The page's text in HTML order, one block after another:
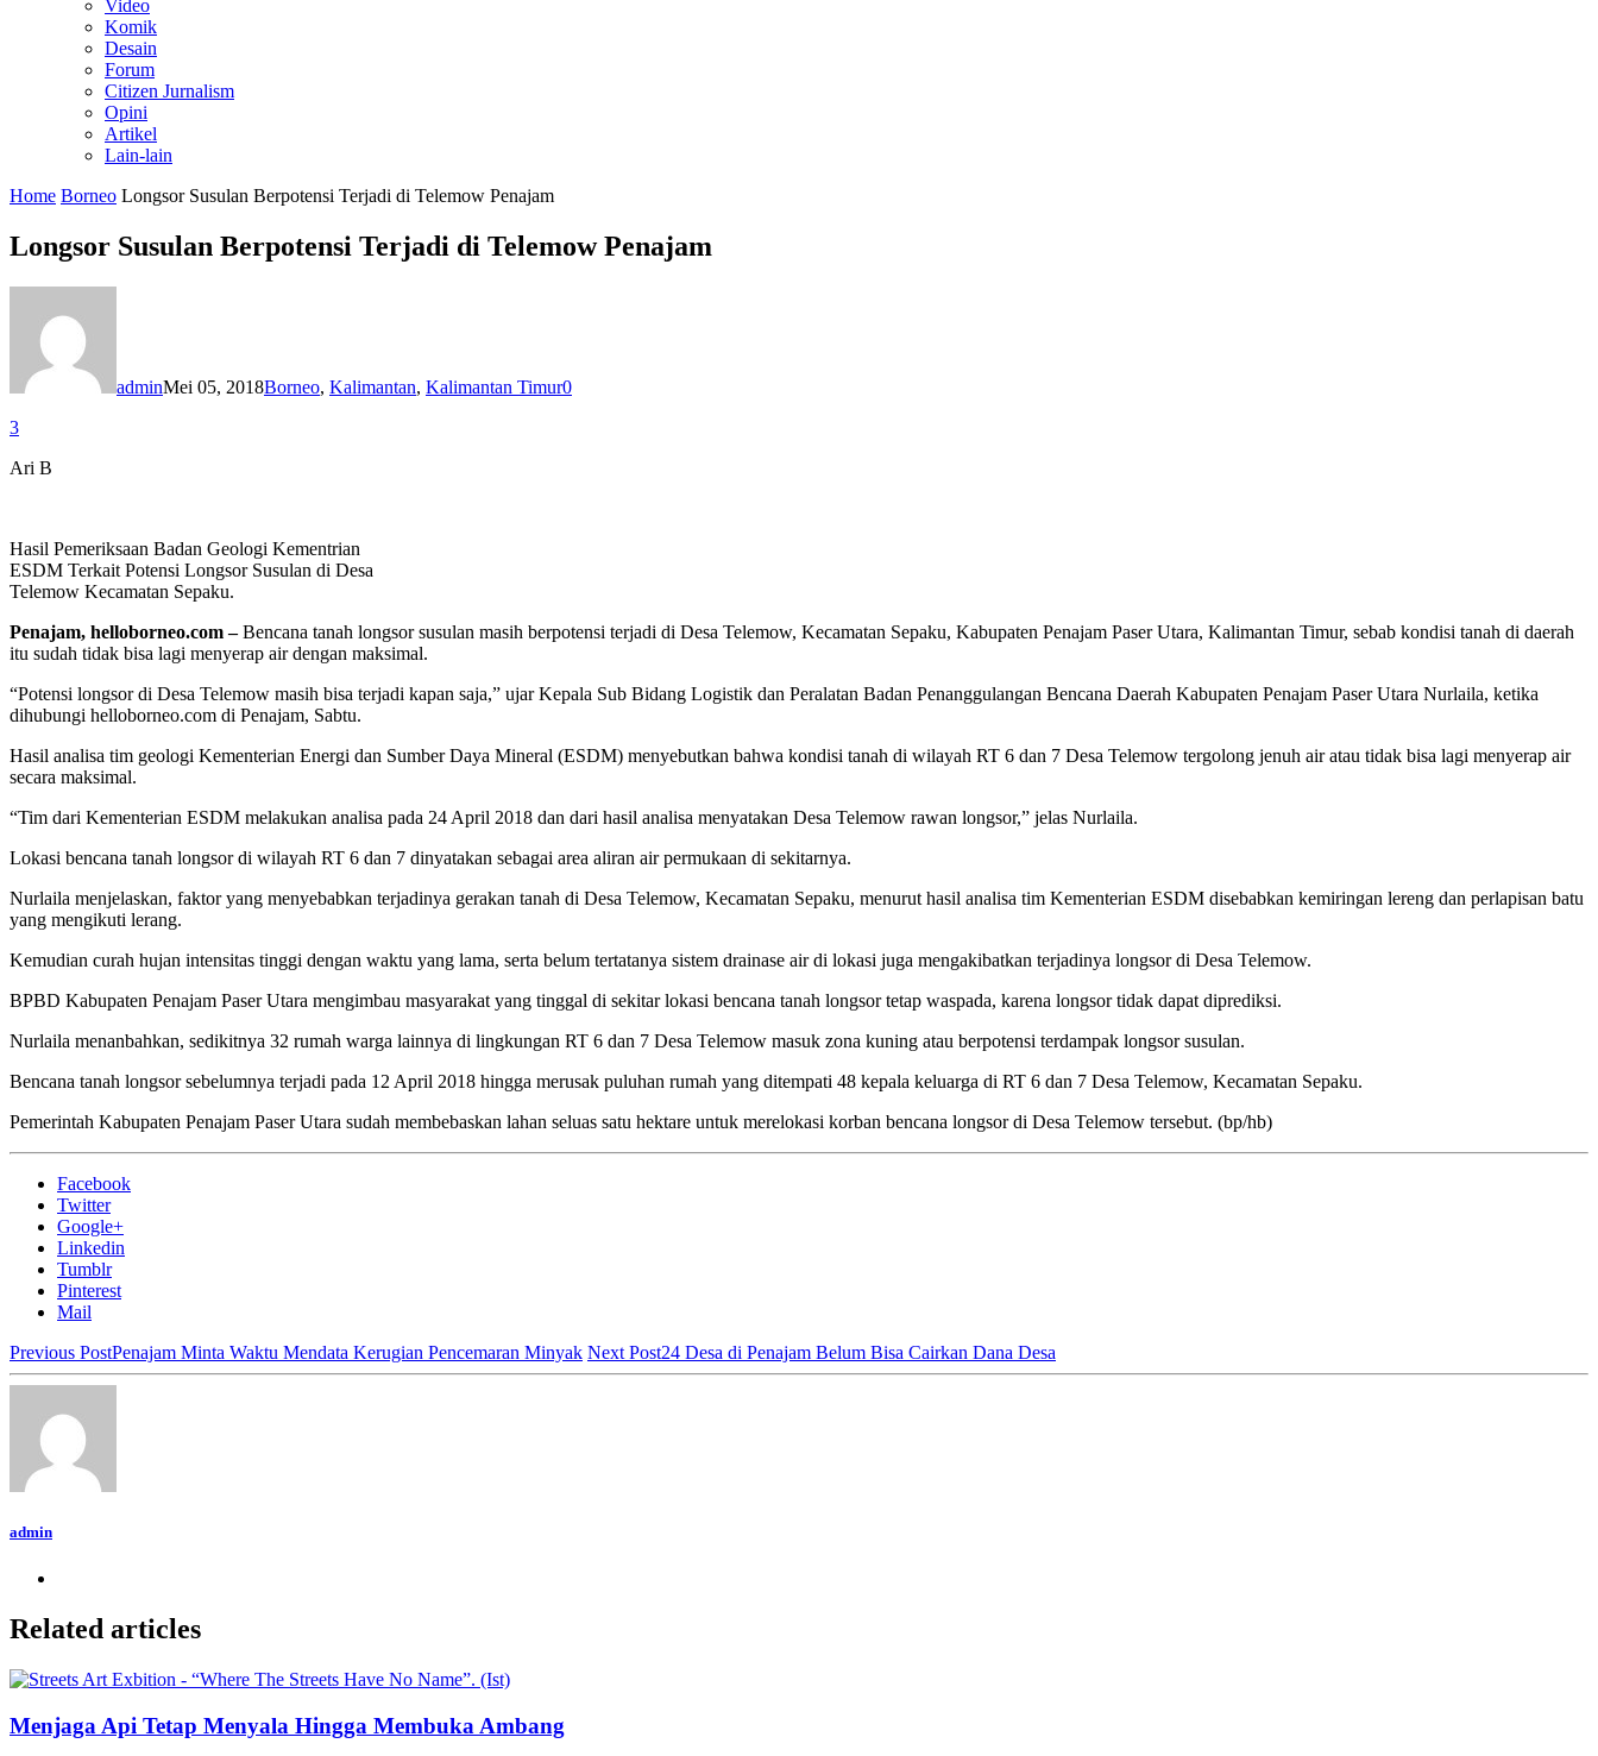
Video
Komik
Desain
Forum
Citizen Jurnalism
Opini
Artikel
Lain-lain
Home Borneo Longsor Susulan Berpotensi Terjadi di Telemow Penajam
Longsor Susulan Berpotensi Terjadi di Telemow Penajam
adminMei 05, 2018Borneo, Kalimantan, Kalimantan Timur0
3
Ari B
Hasil Pemeriksaan Badan Geologi Kementrian
ESDM Terkait Potensi Longsor Susulan di Desa
Telemow Kecamatan Sepaku.
Penajam, helloborneo.com –Bencana tanah longsor susulan masih berpotensi terjadi di Desa Telemow, Kecamatan Sepaku, Kabupaten Penajam Paser Utara, Kalimantan Timur, sebab kondisi tanah di daerah
itu sudah tidak bisa lagi menyerap air dengan maksimal.
“Potensi longsor di Desa Telemow masih bisa terjadi kapan saja,” ujar Kepala Sub Bidang Logistik dan Peralatan Badan Penanggulangan Bencana Daerah Kabupaten Penajam Paser Utara Nurlaila, ketika
dihubungi helloborneo.com di Penajam, Sabtu.
Hasil analisa tim geologi Kementerian Energi dan Sumber Daya Mineral (ESDM) menyebutkan bahwa kondisi tanah di wilayah RT 6 dan 7 Desa Telemow tergolong jenuh air atau tidak bisa lagi menyerap air
secara maksimal.
“Tim dari Kementerian ESDM melakukan analisa pada 24 April 2018 dan dari hasil analisa menyatakan Desa Telemow rawan longsor,” jelas Nurlaila.
Lokasi bencana tanah longsor di wilayah RT 6 dan 7 dinyatakan sebagai area aliran air permukaan di sekitarnya.
Nurlaila menjelaskan, faktor yang menyebabkan terjadinya gerakan tanah di Desa Telemow, Kecamatan Sepaku, menurut hasil analisa tim Kementerian ESDM disebabkan kemiringan lereng dan perlapisan batu
yang mengikuti lerang.
Kemudian curah hujan intensitas tinggi dengan waktu yang lama, serta belum tertatanya sistem drainase air di lokasi juga mengakibatkan terjadinya longsor di Desa Telemow.
BPBD Kabupaten Penajam Paser Utara mengimbau masyarakat yang tinggal di sekitar lokasi bencana tanah longsor tetap waspada, karena longsor tidak dapat diprediksi.
Nurlaila menanbahkan, sedikitnya 32 rumah warga lainnya di lingkungan RT 6 dan 7 Desa Telemow masuk zona kuning atau berpotensi terdampak longsor susulan.
Bencana tanah longsor sebelumnya terjadi pada 12 April 2018 hingga merusak puluhan rumah yang ditempati 48 kepala keluarga di RT 6 dan 7 Desa Telemow, Kecamatan Sepaku.
Pemerintah Kabupaten Penajam Paser Utara sudah membebaskan lahan seluas satu hektare untuk merelokasi korban bencana longsor di Desa Telemow tersebut. (bp/hb)
Facebook
Twitter
Google+
Linkedin
Tumblr
Pinterest
Mail
Previous PostPenajam Minta Waktu Mendata Kerugian Pencemaran Minyak Next Post24 Desa di Penajam Belum Bisa Cairkan Dana Desa
admin
Related articles
Menjaga Api Tetap Menyala Hingga Membuka Ambang